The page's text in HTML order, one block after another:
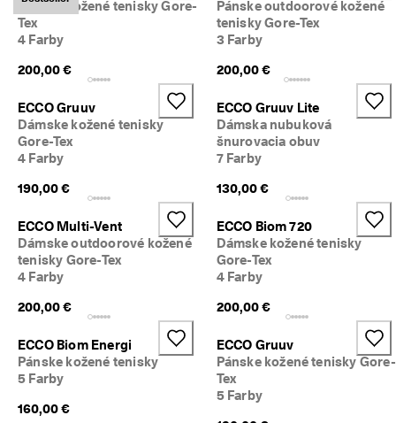
Pánske kožené tenisky Gore-
Tex
4 Farby
200,00 €
Pánske outdoorové kožené
tenisky Gore-Tex
3 Farby
200,00 €
ECCO Gruuv
Dámske kožené tenisky
Gore-Tex
4 Farby
190,00 €
ECCO Gruuv Lite
Dámska nubuková
šnurovacia obuv
7 Farby
130,00 €
ECCO Multi-Vent
Dámske outdoorové kožené
tenisky Gore-Tex
4 Farby
200,00 €
ECCO Biom 720
Dámske kožené tenisky
Gore-Tex
4 Farby
200,00 €
ECCO Biom Energi
Pánske kožené tenisky
5 Farby
160,00 €
ECCO Gruuv
Pánske kožené tenisky Gore-
Tex
5 Farby